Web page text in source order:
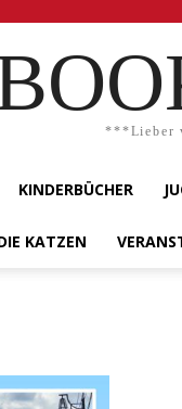
***Lieber
KINDERBÜCHER
KATZEN